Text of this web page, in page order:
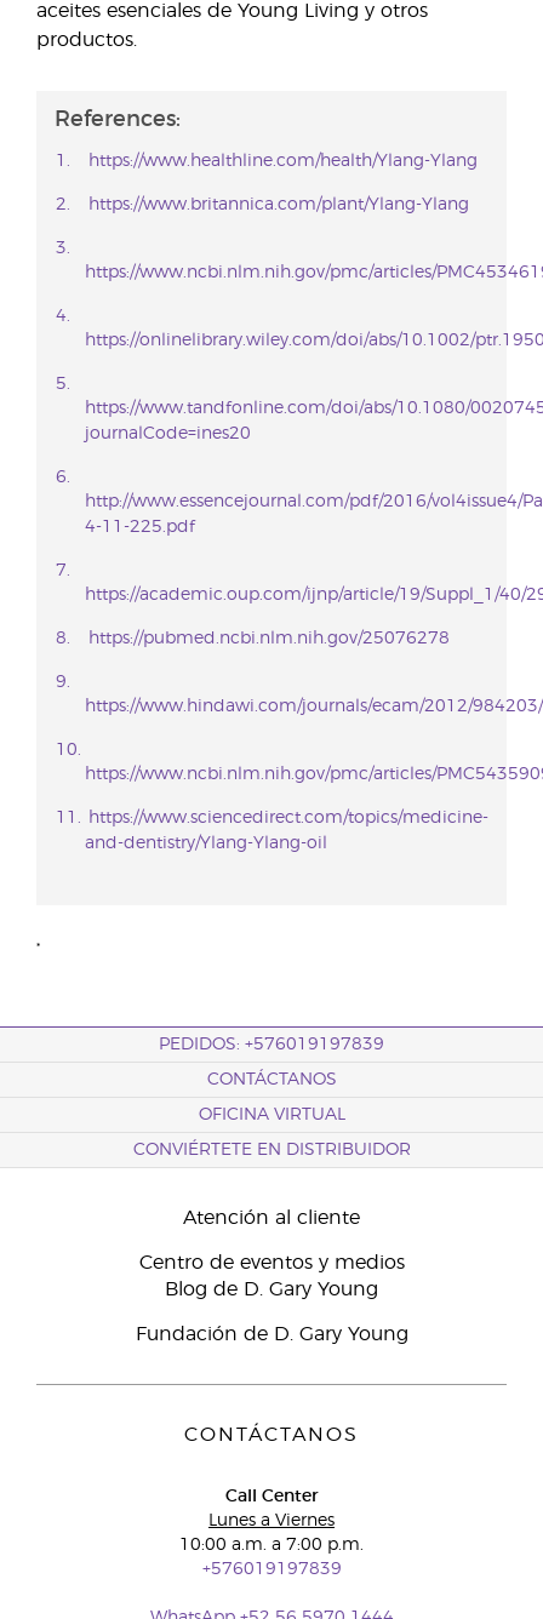
aceites esenciales de Young Living y otros
productos.
References:
https://www.healthline.com/health/Ylang-Ylang
https://www.britannica.com/plant/Ylang-Ylang
https://www.ncbi.nlm.nih.gov/pmc/articles/
https://onlinelibrary.wiley.com/doi/abs/10.1002/
https://www.tandfonline.com/doi/abs/10.1080/
journalCode=ines20
http://www.essencejournal.com/pdf/2016/vol4issue4/
4-11-225.pdf
https://academic.oup.com/ijnp/article/19/Suppl_1/40/
https://pubmed.ncbi.nlm.nih.gov/25076278
https://www.hindawi.com/journals/ecam/2012/984203/
https://www.ncbi.nlm.nih.gov/pmc/articles/
https://www.sciencedirect.com/topics/medicine-
and-dentistry/Ylang-Ylang-oil
*
PEDIDOS: +576019197839
CONTÁCTANOS
OFICINA VIRTUAL
CONVIÉRTETE EN DISTRIBUIDOR
Atención al cliente
Centro de eventos y medios
Blog de D. Gary Young
Fundación de D. Gary Young
CONTÁCTANOS
Call Center
Lunes a Viernes
10:00 a.m. a 7:00 p.m.
+576019197839